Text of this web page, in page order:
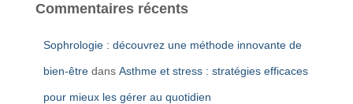
Commentaires récents
Sophrologie : découvrez une méthode innovante de
bien-être dans Asthme et stress : stratégies efficaces
pour mieux les gérer au quotidien